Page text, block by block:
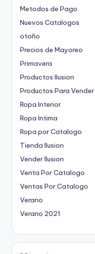
Metodos de Pago
Nuevos Catalogos
otoño
Precios de Mayoreo
Primavera
Productos Ilusion
Productos Para
Ropa Interior
Ropa Intima
Ropa por Catalogo
Tienda Ilusion
Vender Ilusion
Venta Por Catalogo
Ventas Por Catalogo
Verano
Verano 2021